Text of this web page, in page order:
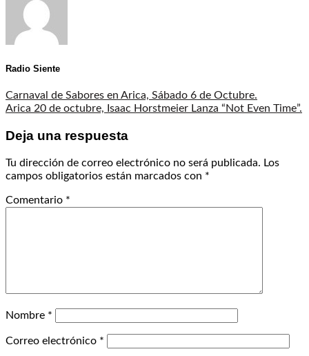
Radio Siente
Carnaval de Sabores en Arica, Sábado 6 de Octubre.
Arica 20 de octubre, Isaac Horstmeier Lanza “Not Even Time”.
Deja una respuesta
Tu dirección de correo electrónico no será publicada. Los
campos obligatorios están marcados con *
Comentario *
Nombre *
Correo electrónico *